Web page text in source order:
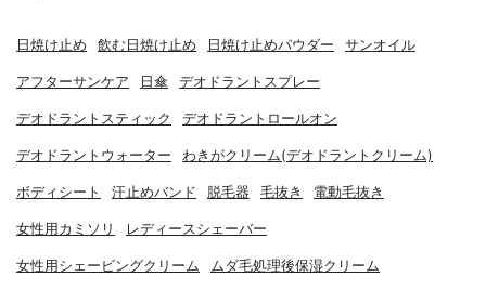
日焼け止め 飲む日焼け止め 日焼け止めパウダー サンオイル
アフターサンケア 日傘 デオドラントスプレー
デオドラントスティック デオドラントロールオン
デオドラントウォーター わきがクリーム(デオドラントクリーム)
ボディシート 汗止めバンド 脱毛器 毛抜き 電動毛抜き
女性用カミソリ レディースシェーバー
女性用シェービングクリーム ムダ毛処理後保湿クリーム